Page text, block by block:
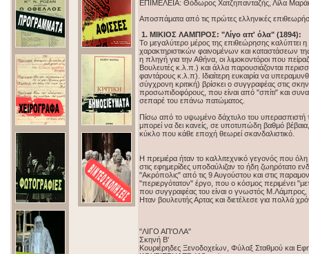
ΕΠΙΜΕΛΕΙΑ: Θόδωρος Χατζηπανταζής, Λίλα
Αποσπάματα από τις πρώτες ελληνικές
1. ΜΙΚΙΟΣ ΛΑΜΠΡΟΣ: "Λίγο απ' όλα" (1894):
Το μεγαλύτερο μέρος της επιθεώρησης καλύπτει
χαρακτηριστικών φαινομένων και καταστάσεων
η πληγή για την Αθήνα, οι λιμοκοντόροι που
Βουλευτές κ.λ.π.) και άλλα παρουσιάζονται
φαντάρους κ.λ.π). Ιδιαίτερη ευκαιρία να
σύγχρονη κριτική) βρίσκει ο συγγραφέας στις
προσωπιδοφόρους, που είναι από "σπίτι" και
σεπαρέ του επάνω πατώματος.
Πίσω από το υψωμένο δάχτυλο του υπερασπιστή
μπορεί να δει κανείς, σε υποτυπώδη βαθμό
κύκλο που κάθε εποχή θεωρεί σκανδαλιστικό.
Η πρεμιέρα ήταν το καλλιτεχνικό γεγονός που
στις εφημερίδες υποδαύλιζαν το ήδη ζωηρότατο
"Ακρόπολις" από τις 9 Αυγούστου και στις
"περιεργότατον" έργο, που ο κόσμος περιμένει
που συγγραφέας του είναι ο γνωστός Μ.Λάμπρος,
Ηταν βουλευτής Αρτας και διετέλεσε για πολλά
"ΛΙΓΟ ΑΠ'ΟΛΑ"
Σκηνή Β'
Κουριέρηδες Ξενοδοχείων, Φύλαξ Σταθμού και